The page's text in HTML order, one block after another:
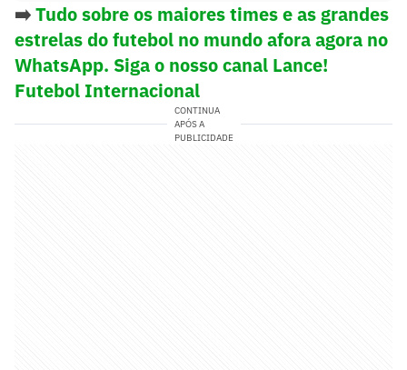
➡️Tudo sobre os maiores times e as grandes
estrelas do futebol no mundo afora agora no
WhatsApp. Siga o nosso canal Lance!
Futebol Internacional
CONTINUA
APÓS A
PUBLICIDADE